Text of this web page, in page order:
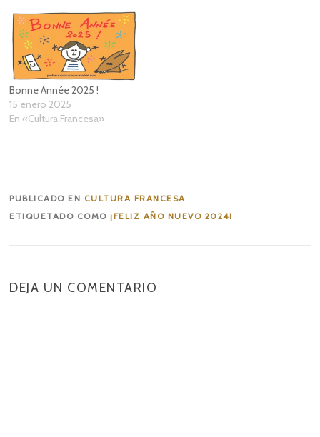
Bonne Année 2025 !
15 enero 2025
En «Cultura Francesa»
PUBLICADO EN CULTURA FRANCESA
ETIQUETADO COMO¡FELIZ AÑO NUEVO 2024!
DEJA UN COMENTARIO